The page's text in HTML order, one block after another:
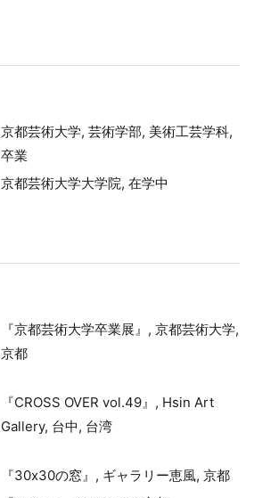
京都芸術大学, 芸術学部, 美術工芸学科,
卒業
京都芸術大学大学院, 在学中
『京都芸術大学卒業展』, 京都芸術大学,
京都
『CROSS OVER vol.49』, Hsin Art
Gallery, 台中, 台湾
『30x30の窓』, ギャラリー恵風, 京都